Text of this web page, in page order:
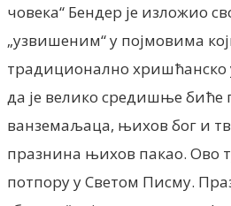
човека“ Бендер је изложио
„узвишеним“ у појмовима
традиционално хришћанско
да је велико средишње биће
ванземаљаца, њихов бог и
празнина њихов пакао. Ово
потпору у Светом Писму.